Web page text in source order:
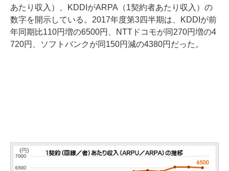
あたり収入）、KDDIがARPA（1契約者あたり収入）の
数字を開示している。2017年度第3四半期は、KDDIが前
年同期比110円増の6500円、NTTドコモが同270円増の4
720円、ソフトバンクが同150円減の4380円だった。